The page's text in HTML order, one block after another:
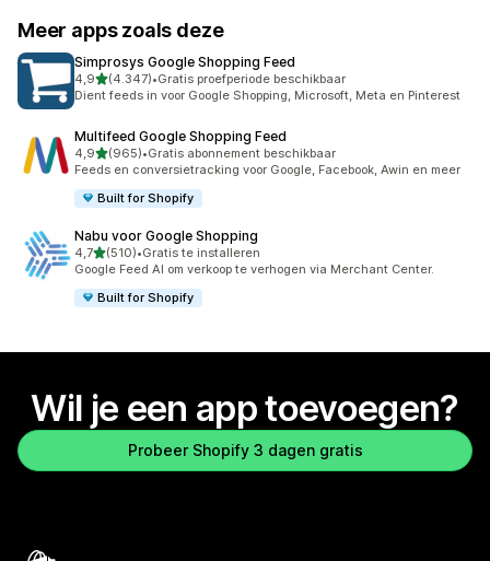
Meer apps zoals deze
Simprosys Google Shopping Feed
4,9van 5 sterren
(4.347)
4347 recensies in totaal
•Gratis proefperiode beschikbaar
Dient feeds in voor Google Shopping, Microsoft, Meta en Pinterest
Multifeed Google Shopping Feed
4,9van 5 sterren
(965)
965 recensies in totaal
•Gratis abonnement beschikbaar
Feeds en conversietracking voor Google, Facebook, Awin en meer
Built for Shopify
Nabu voor Google Shopping
4,7van 5 sterren
(510)
510 recensies in totaal
•Gratis te installeren
Google Feed AI om verkoop te verhogen via Merchant Center.
Built for Shopify
Wil je een app toevoegen?
Probeer Shopify 3 dagen gratis